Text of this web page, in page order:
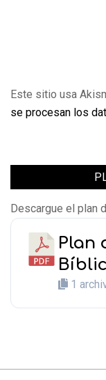
Este sitio usa
se procesan los
Descargue el plan
Plan
1